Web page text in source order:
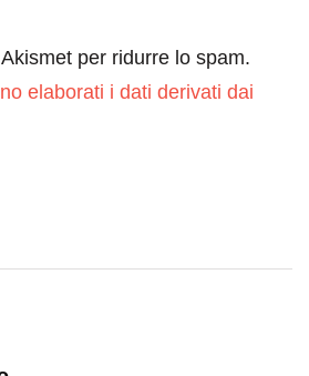
per ridurre lo spam.
elaborati i dati derivati dai